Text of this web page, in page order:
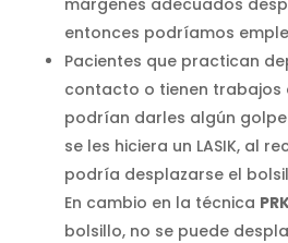
entonces podríamos
Pacientes que practican
contacto o tienen trabajos
podrían darles algún golpe
se les hiciera un LASIK, al
podría desplazarse el
En cambio en la técnica
bolsillo, no se puede